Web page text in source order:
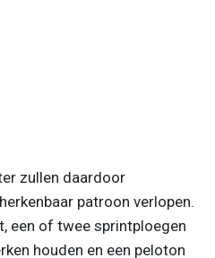
zullen daardoor
patroon verlopen.
een of twee sprintploegen
houden en een peloton